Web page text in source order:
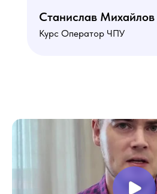
и программированию -
чего мне не хватало.
доволен, в работе всё
Станислав Михайлов
Курс Оператор ЧПУ